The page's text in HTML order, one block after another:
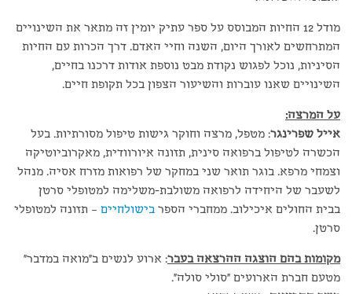
מודל 12 החיות המבוסס על ספר עתיק יומין זה מתאר את השינויים
המתרחשים לאורך היום, השנה וחיי האדם. דרך הכרות עם החיות
הסיניות, נוכל לפגוש נקודת מבט נוספת אודות דרכנו בחיים,
השינויים שאנו עוברות והשיעור הצפון בכל תקופת חיים.
על המרצה:
אייל שפרינגר: מטפל, מרצה וחוקר גישות טיפול מסורתיות. בעל
הכשרה לטיפול ברפואה סינית, תזונה איורוודית, מאקרוביוטיקה
וצמחי מרפא. בוגר תואר שני במחקר של רפואות מזרח אסיה. מנהל
לשעבר של היחידה לרפואה משולבת-משלימה למטופלי סרטן
בבית החולים איכילוב. ממחברי הספר בישולחיים – תזונה למטופלי
סרטן.
מקומות בהם הוצגה ההרצאה בעבר: ארוע לנשים ב"מואה במדבר"
מטעם חברת הארועים "סולי סולה".